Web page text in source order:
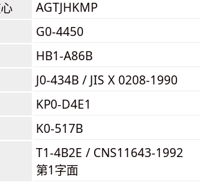
AGTJHKMP
G0-4450
HB1-A86B
J0-434B / JIS X 0208-1990
KP0-D4E1
K0-517B
T1-4B2E / CNS11643-1992
第1字面